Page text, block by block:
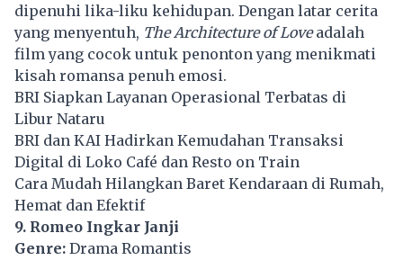
dipenuhi lika-liku kehidupan. Dengan latar cerita
yang menyentuh, The Architecture of Loveadalah
film yang cocok untuk penonton yang menikmati
kisah romansa penuh emosi.
BRI Siapkan Layanan Operasional Terbatas di
Libur Nataru
BRI dan KAI Hadirkan Kemudahan Transaksi
Digital di Loko Café dan Resto on Train
Cara Mudah Hilangkan Baret Kendaraan di Rumah,
Hemat dan Efektif
9. Romeo Ingkar Janji
Genre: Drama Romantis